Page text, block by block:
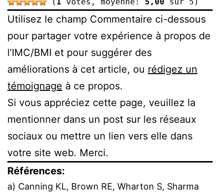
Utilisez le champ Commentaire ci-dessous
pour partager votre expérience à propos de
l’IMC/BMI et pour suggérer des
améliorations à cet article, ou rédigez un
témoignage à ce propos.
Si vous appréciez cette page, veuillez la
mentionner dans un post sur les réseaux
sociaux ou mettre un lien vers elle dans
votre site web. Merci.
Références:
a) Canning KL, Brown RE, Wharton S, Sharma